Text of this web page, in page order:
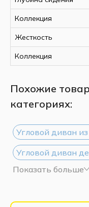
Коллекция
Жесткость
Коллекция
Похожие
категориях:
Угловой диван
Угловой диван
Угловой диван из
Показать больше